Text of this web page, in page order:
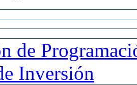
de
Inversión